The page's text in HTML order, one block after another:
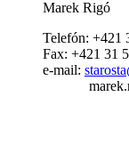
Marek Rigó
Telefón: +421
Fax: +421 31
e-mail: